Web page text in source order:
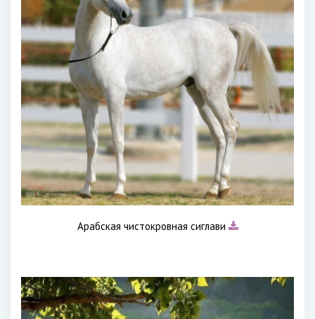
Арабская чистокровная сиглави